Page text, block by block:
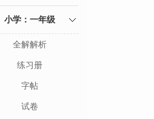
小学：一年级
全解解析
练习册
字帖
试卷